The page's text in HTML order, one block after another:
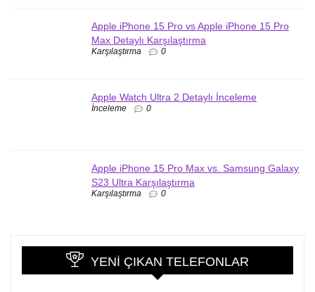
Apple iPhone 15 Pro vs Apple iPhone 15 Pro
Max Detaylı Karşılaştırma
Karşılaştırma 0
Apple Watch Ultra 2 Detaylı İnceleme
İnceleme 0
Apple iPhone 15 Pro Max vs. Samsung Galaxy
S23 Ultra Karşılaştırma
Karşılaştırma 0
YENI ÇIKAN TELEFONLAR